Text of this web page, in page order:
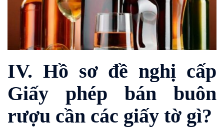
IV. Hồ sơ đề nghị cấp
Giấy phép bán buôn
rượu cần các giấy tờ gì?